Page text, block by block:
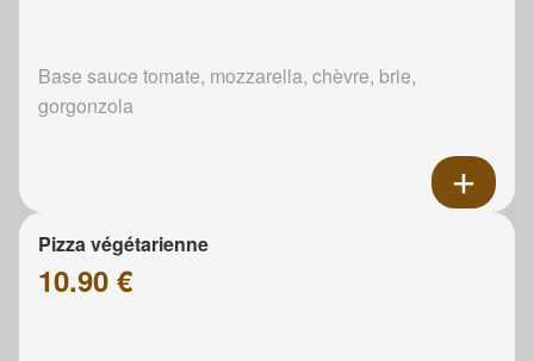
Base sauce tomate, mozzarella, chèvre, brie,
gorgonzola
Pizza végétarienne
10.90 €